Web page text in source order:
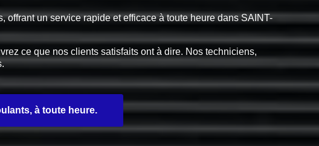
un service rapide et efficace à toute heure dans SAINT-
ce que nos clients satisfaits ont à dire. Nos techniciens,
à toute heure.